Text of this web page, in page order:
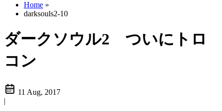
Home »
darksouls2-10
ダークソウル2 ついにトロ
コン
11 Aug, 2017
|